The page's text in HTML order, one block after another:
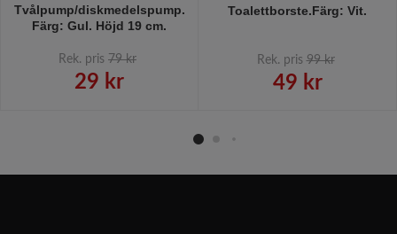
Tvålpump/diskmedelspump.
Färg: Gul. Höjd 19 cm.
Rek. pris 79 kr
29 kr
Toalettborste.Färg: Vit.
Rek. pris 99 kr
49 kr